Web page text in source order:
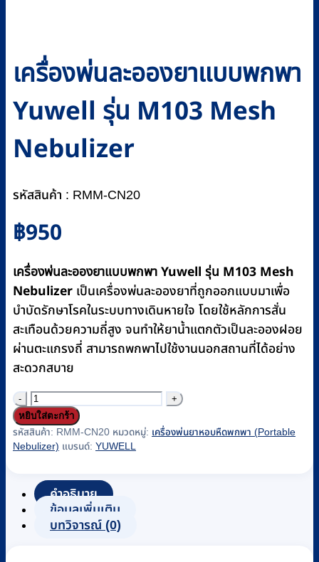
เครื่องพ่นละอองยาแบบพกพา
Yuwell รุ่น M103 Mesh
Nebulizer
รหัสสินค้า : RMM-CN20
฿950
เครื่องพ่นละอองยาแบบพกพา Yuwell รุ่น M103 Mesh
Nebulizer เป็นเครื่องพ่นละอองยาที่ถูกออกแบบมาเพื่อ
บำบัดรักษาโรคในระบบทางเดินหายใจ โดยใช้หลักการสั่น
สะเทือนด้วยความถี่สูง จนทำให้ยาน้ำแตกตัวเป็นละอองฝอย
ผ่านตะแกรงถี่ สามารถพกพาไปใช้งานนอกสถานที่ได้อย่าง
สะดวกสบาย
จำนวน
เครื่อง
พ่น
ละออง
แบบ
พกพา
Yuwell
หยิบใส่ตะกร้า
รหัสสินค้า: RMM-CN20 หมวดหมู่: เครื่องพ่นยาหอบหืดพกพา (Portable
Nebulizer) แบรนด์: YUWELL
คำอธิบาย
ข้อมูลเพิ่มเติม
บทวิจารณ์ (0)